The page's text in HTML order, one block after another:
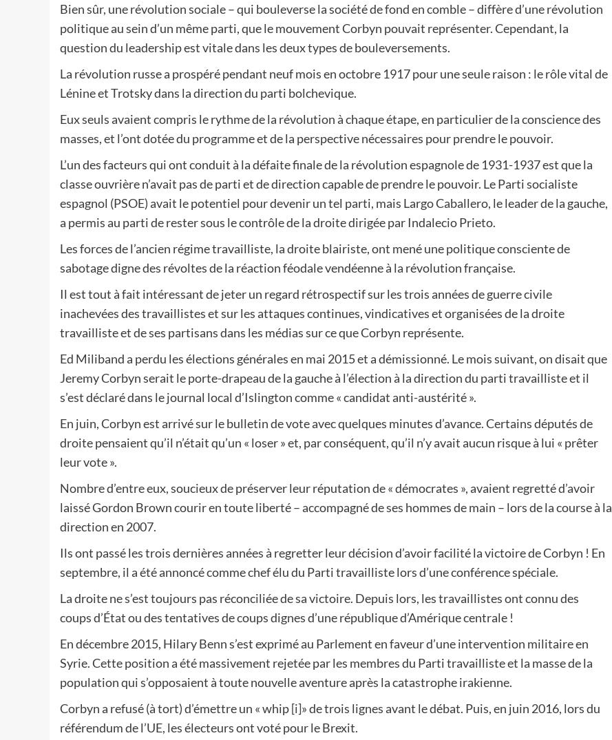
Bien sûr, une révolution sociale – qui bouleverse la société de fond en comble – diffère d’une révolution
politique au sein d’un même parti, que le mouvement Corbyn pouvait représenter. Cependant, la
question du leadership est vitale dans les deux types de bouleversements.
La révolution russe a prospéré pendant neuf mois en octobre 1917 pour une seule raison : le rôle vital de
Lénine et Trotsky dans la direction du parti bolchevique.
Eux seuls avaient compris le rythme de la révolution à chaque étape, en particulier de la conscience des
masses, et l’ont dotée du programme et de la perspective nécessaires pour prendre le pouvoir.
L’un des facteurs qui ont conduit à la défaite finale de la révolution espagnole de 1931-1937 est que la
classe ouvrière n’avait pas de parti et de direction capable de prendre le pouvoir. Le Parti socialiste
espagnol (PSOE) avait le potentiel pour devenir un tel parti, mais Largo Caballero, le leader de la gauche,
a permis au parti de rester sous le contrôle de la droite dirigée par Indalecio Prieto.
Les forces de l’ancien régime travailliste, la droite blairiste, ont mené une politique consciente de
sabotage digne des révoltes de la réaction féodale vendéenne à la révolution française.
Il est tout à fait intéressant de jeter un regard rétrospectif sur les trois années de guerre civile
inachevées des travaillistes et sur les attaques continues, vindicatives et organisées de la droite
travailliste et de ses partisans dans les médias sur ce que Corbyn représente.
Ed Miliband a perdu les élections générales en mai 2015 et a démissionné. Le mois suivant, on disait que
Jeremy Corbyn serait le porte-drapeau de la gauche à l’élection à la direction du parti travailliste et il
s’est déclaré dans le journal local d’Islington comme « candidat anti-austérité ».
En juin, Corbyn est arrivé sur le bulletin de vote avec quelques minutes d’avance. Certains députés de
droite pensaient qu’il n’était qu’un « loser » et, par conséquent, qu’il n’y avait aucun risque à lui « prêter
leur vote ».
Nombre d’entre eux, soucieux de préserver leur réputation de « démocrates », avaient regretté d’avoir
laissé Gordon Brown courir en toute liberté – accompagné de ses hommes de main – lors de la course à la
direction en 2007.
Ils ont passé les trois dernières années à regretter leur décision d’avoir facilité la victoire de Corbyn ! En
septembre, il a été annoncé comme chef élu du Parti travailliste lors d’une conférence spéciale.
La droite ne s’est toujours pas réconciliée de sa victoire. Depuis lors, les travaillistes ont connu des
coups d’État ou des tentatives de coups dignes d’une république d’Amérique centrale !
En décembre 2015, Hilary Benn s’est exprimé au Parlement en faveur d’une intervention militaire en
Syrie. Cette position a été massivement rejetée par les membres du Parti travailliste et la masse de la
population qui s’opposaient à toute nouvelle aventure après la catastrophe irakienne.
Corbyn a refusé (à tort) d’émettre un « whip[i]» de trois lignes avant le débat. Puis, en juin 2016, lors du
référendum de l’UE, les électeurs ont voté pour le Brexit.